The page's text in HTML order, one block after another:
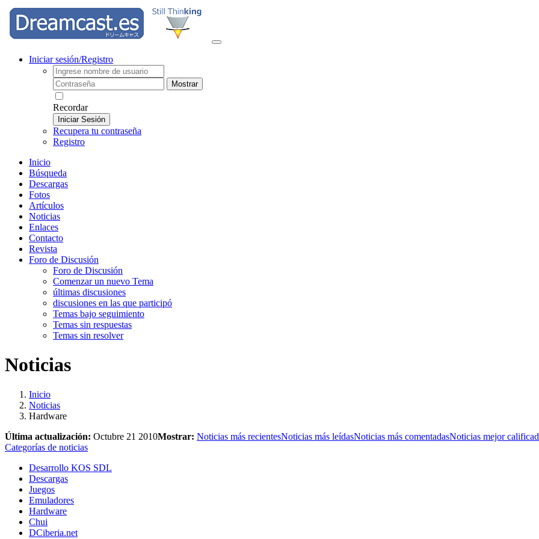
Iniciar sesión/Registro
Mostrar
Recordar
Iniciar Sesión
Recupera tu contraseña
Registro
Inicio
Búsqueda
Descargas
Fotos
Artículos
Noticias
Enlaces
Contacto
Revista
Foro de Discusión
Foro de Discusión
Comenzar un nuevo Tema
últimas discusiones
discusiones en las que participó
Temas bajo seguimiento
Temas sin respuestas
Temas sin resolver
Noticias
Inicio
Noticias
Hardware
Última actualización: Octubre 21 2010Mostrar: Noticias más recientesNoticias más leídasNoticias más comentadasNoticias mejor
Categorías de noticias
Desarrollo KOS SDL
Descargas
Juegos
Emuladores
Hardware
Chui
DCiberia.net